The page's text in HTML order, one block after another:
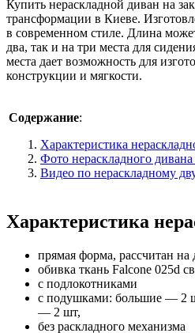
Купить нераскладной диван на
трансформации в Киеве.
в современном стиле. Длина
два, так и на три места для
места дает возможность для
конструкции и мягкости.
Содержание:
Характеристика
Фото нераскладного дивана
Видео по нераскладному
Характеристика
прямая форма, рассчитан на
обивка ткань Falcone 025d
с подлокотниками
с подушками: большие — 2
— 2 шт,
без раскладного механизма